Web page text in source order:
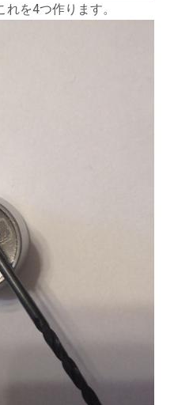
を4つ作ります。